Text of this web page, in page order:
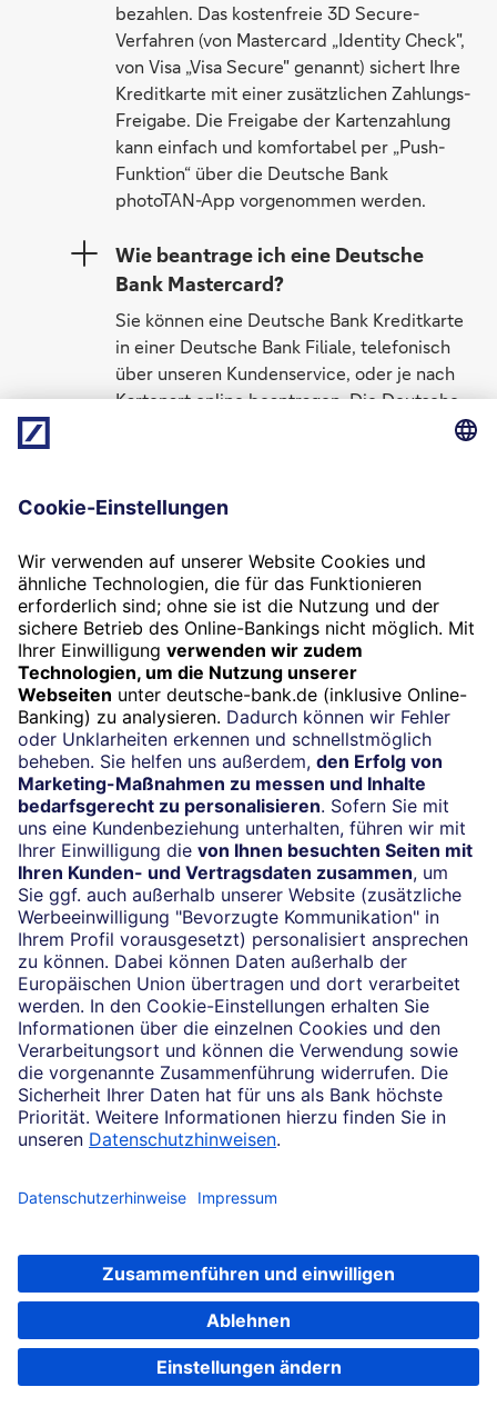
Jetzt Karte auswählen
bezahlen. Das kostenfreie 3D Secure-
Verfahren (von Mastercard „Identity Check",
von Visa „Visa Secure" genannt) sichert Ihre
Kreditkarte mit einer zusätzlichen Zahlungs-
Freigabe. Die Freigabe der Kartenzahlung
kann einfach und komfortabel per „Push-
Funktion“ über die Deutsche Bank
photoTAN-App vorgenommen werden.
Wie beantrage ich eine Deutsche
Bank Mastercard?
Sie können eine Deutsche Bank Kreditkarte
in einer Deutsche Bank Filiale, telefonisch
über unseren Kundenservice, oder je nach
Kartenart online beantragen. Die Deutsche
Filiale beantragt werden.
Muss ich mein Girokonto bei der
Deutsche Bank führen, um eine
Karte erhalten zu können?
Für die Deutsche Bank Card Plus ist ein
Konto bei der Deutschen Bank erforderlich.
Für die Kreditkarten ist ein Girokonto bei
der Deutschen Bank nicht zwingend
erforderlich.
Was passiert, wenn ich meine Karte
verliere oder diese gestohlen wurde?
Wir sind 24/7 persönlich für Sie erreichbar.
Bitte informieren Sie uns bei Kartenverlust
umgehend unter 069 910-10035, damit wir
Ihre Karte sperren können. Bei sorgfältigem
Umgang mit der Karte und direkter
Meldung an uns sind Sie haftungsbefreit.
Außerdem senden wir Ihnen sofort
kostenfrei eine neue Karte und PIN zu.
Wie kann ich Apple Pay nutzen?
kostenfrei in der „Deutsche Bank Mobile“-
hinterlegen. So bezahlen Sie bequem und
sicher, ohne ihr Portemonnaie mitnehmen